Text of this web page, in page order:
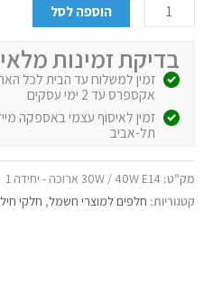
הוספה לסל
בדיקת זמינות
אקספרס עד 2 ימי עסקים
תל-אביב
מק"ט: 30W / 40W E14 ארוכה - יחידה 1
קטגוריות: חלפים למוצרי חשמל, חלקי